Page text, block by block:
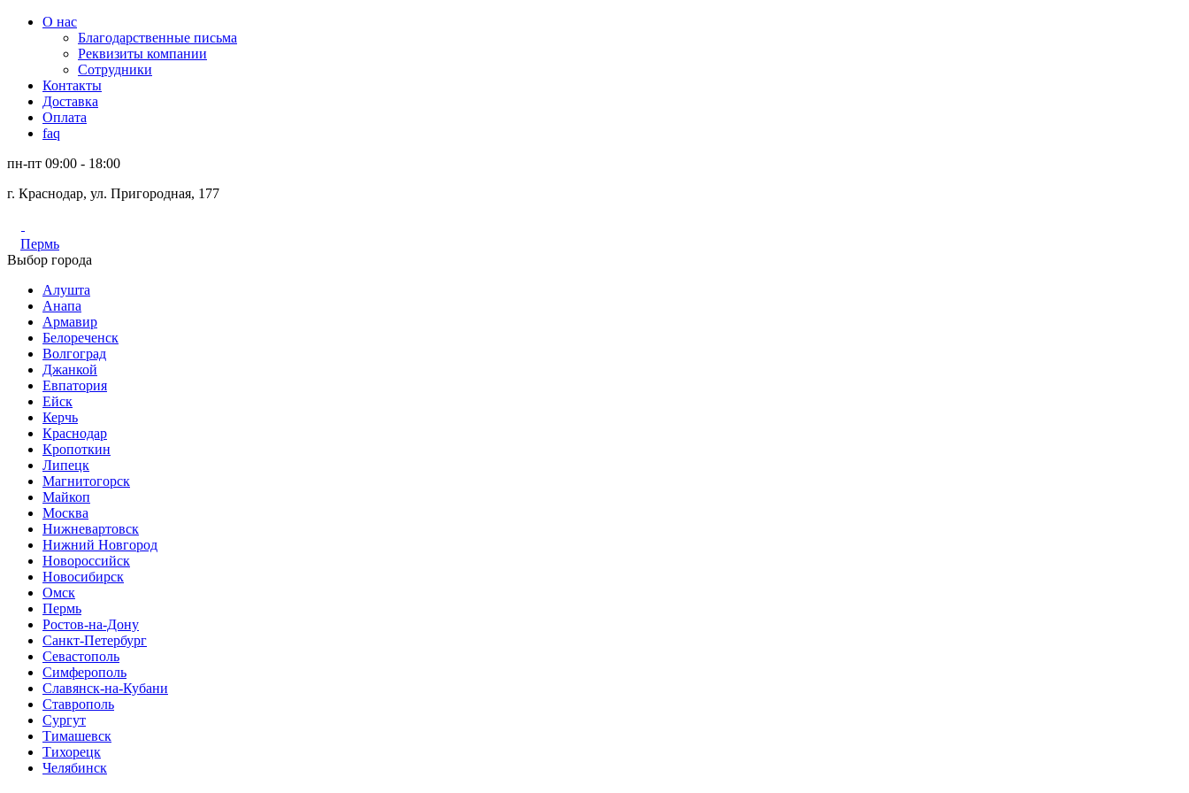
О нас
Благодарственные письма
Реквизиты компании
Сотрудники
Контакты
Доставка
Оплата
faq
пн-пт 09:00 - 18:00
г. Краснодар, ул. Пригородная, 177
Пермь
Выбор города
Алушта
Анапа
Армавир
Белореченск
Волгоград
Джанкой
Евпатория
Ейск
Керчь
Краснодар
Кропоткин
Липецк
Магнитогорск
Майкоп
Москва
Нижневартовск
Нижний Новгород
Новороссийск
Новосибирск
Омск
Пермь
Ростов-на-Дону
Санкт-Петербург
Севастополь
Симферополь
Славянск-на-Кубани
Ставрополь
Сургут
Тимашевск
Тихорецк
Челябинск